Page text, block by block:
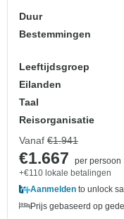
Duur
Bestemmingen
Leeftijdsgroep
Eilanden
Taal
Reisorganisatie
Vanaf €1.941
€1.667
per persoon
+€110 lokale betalingen
Aanmelden to unlock
Prijs gebaseerd op